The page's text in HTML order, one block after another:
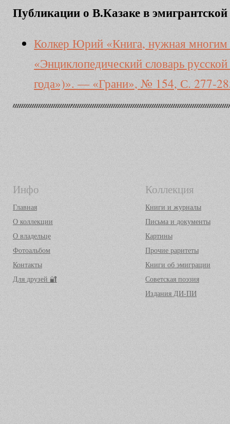
Публикации о В.Казаке в
Колкер Юрий «Книга, нужная многим
«Энциклопедический словарь
года»)». — «Грани», № 154, С. 277-
Инфо
Главная
О коллекции
О владельце
Фотоальбом
Контакты
Для друзей 🔐
Коллекция
Книги и журналы
Письма и документы
Картины
Прочие раритеты
Книги об эмиграции
Советская поэзия
Издания ДИ-ПИ